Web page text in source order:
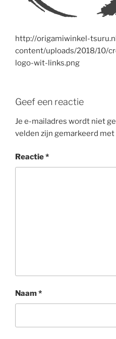
http://origamiwinkel-
content/uploads/2018/10/
logo-wit-links.png
Geef een reactie
Je e-mailadres wordt niet
velden zijn gemarkeerd met
Reactie*
Naam*